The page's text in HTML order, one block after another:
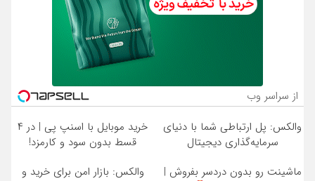
از سراسر وب
والکس: پل ارتباطی شما با دنیای
سرمایه‌گذاری دیجیتال
خرید موبایل با اسنپ پی | در ۴
قسط بدون سود و کارمزد!
ماشینت رو بدون دردسر بفروش |
والکس: بازار امن برای خرید و